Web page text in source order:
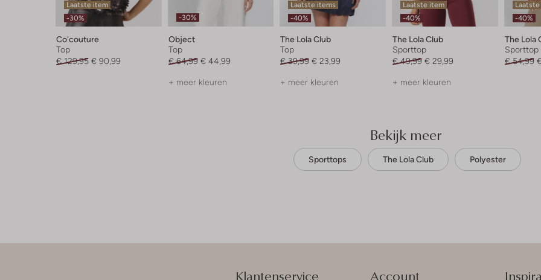
Laatste item
-30%
Co'couture
Top
€ 129,95 € 90,99
-30%
Object
Top
€ 64,99 € 44,99
+ meer kleuren
Laatste items
-40%
The Lola Club
Top
€ 39,99 € 23,99
+ meer kleuren
Laatste item
-40%
The Lola Club
Sporttop
€ 49,99 € 29,99
+ meer kleuren
-40%
The Lola
Sporttop
€ 54,99
Bekijk meer
Sporttops The Lola Club Polyester
Klantenservice Account